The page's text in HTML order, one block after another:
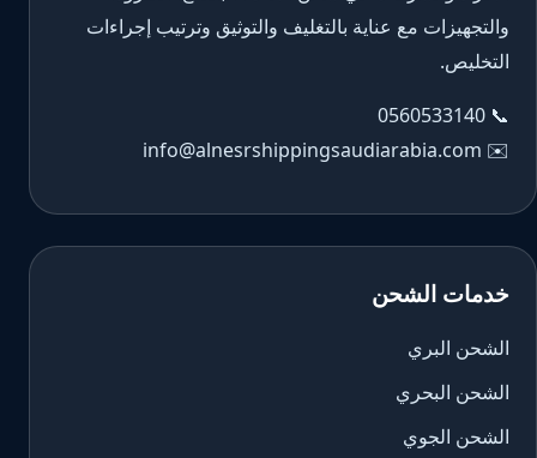
والتجهيزات مع عناية بالتغليف والتوثيق وترتيب إجراءات
التخليص.
📞
0560533140
✉️
info@alnesrshippingsaudiarabia.com
خدمات الشحن
الشحن البري
الشحن البحري
الشحن الجوي